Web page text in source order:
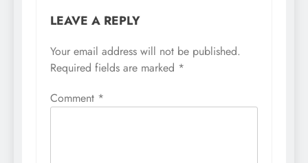
LEAVE A REPLY
Your email address will not be published.
Required fields are marked *
Comment *